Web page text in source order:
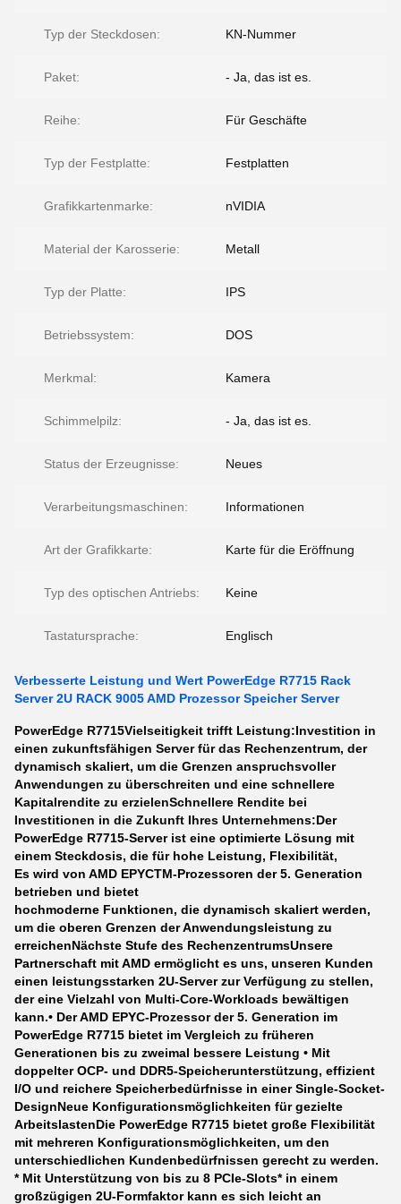
Typ der Steckdosen: KN-Nummer
Paket: - Ja, das ist es.
Reihe: Für Geschäfte
Typ der Festplatte: Festplatten
Grafikkartenmarke: nVIDIA
Material der Karosserie: Metall
Typ der Platte: IPS
Betriebssystem: DOS
Merkmal: Kamera
Schimmelpilz: - Ja, das ist es.
Status der Erzeugnisse: Neues
Verarbeitungsmaschinen: Informationen
Art der Grafikkarte: Karte für die Eröffnung
Typ des optischen Antriebs: Keine
Tastatursprache: Englisch
Verbesserte Leistung und Wert PowerEdge R7715 Rack
Server 2U RACK 9005 AMD Prozessor Speicher Server
PowerEdge R7715Vielseitigkeit trifft Leistung:Investition in
einen zukunftsfähigen Server für das Rechenzentrum, der
dynamisch skaliert, um die Grenzen anspruchsvoller
Anwendungen zu überschreiten und eine schnellere
Kapitalrendite zu erzielenSchnellere Rendite bei
Investitionen in die Zukunft Ihres Unternehmens:Der
PowerEdge R7715-Server ist eine optimierte Lösung mit
einem Steckdosis, die für hohe Leistung, Flexibilität,
Es wird von AMD EPYCTM-Prozessoren der 5. Generation
betrieben und bietet
hochmoderne Funktionen, die dynamisch skaliert werden,
um die oberen Grenzen der Anwendungsleistung zu
erreichenNächste Stufe des RechenzentrumsUnsere
Partnerschaft mit AMD ermöglicht es uns, unseren Kunden
einen leistungsstarken 2U-Server zur Verfügung zu stellen,
der eine Vielzahl von Multi-Core-Workloads bewältigen
kann.• Der AMD EPYC-Prozessor der 5. Generation im
PowerEdge R7715 bietet im Vergleich zu früheren
Generationen bis zu zweimal bessere Leistung • Mit
doppelter OCP- und DDR5-Speicherunterstützung, effizient
I/O und reichere Speicherbedürfnisse in einer Single-Socket-
DesignNeue Konfigurationsmöglichkeiten für gezielte
ArbeitslastenDie PowerEdge R7715 bietet große Flexibilität
mit mehreren Konfigurationsmöglichkeiten, um den
unterschiedlichen Kundenbedürfnissen gerecht zu werden.
* Mit Unterstützung von bis zu 8 PCIe-Slots* in einem
großzügigen 2U-Formfaktor kann es sich leicht an